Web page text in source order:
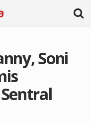
Soni